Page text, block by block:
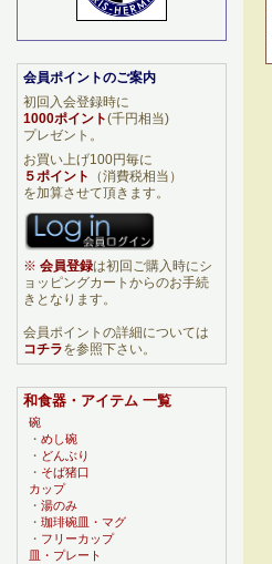
会員ポイントのご案内
初回入会登録時に
1000ポイント(千円相当)
プレゼント。
お買い上げ100円毎に
５ポイント
（消費税相当）
を加算させて頂きます。
※ 会員登録は初回ご購入時にシ
ョッピングカートからのお手続
きとなります。
会員ポイントの詳細については
コチラを参照下さい。
和食器・アイテム 一覧
碗
・ めし碗
・ どんぶり
・ そば猪口
カップ
・ 湯のみ
・ 珈琲碗皿・マグ
・ フリーカップ
皿・プレート